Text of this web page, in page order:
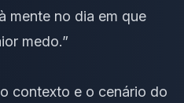
mente no dia em que
medo.”
contexto e o cenário do